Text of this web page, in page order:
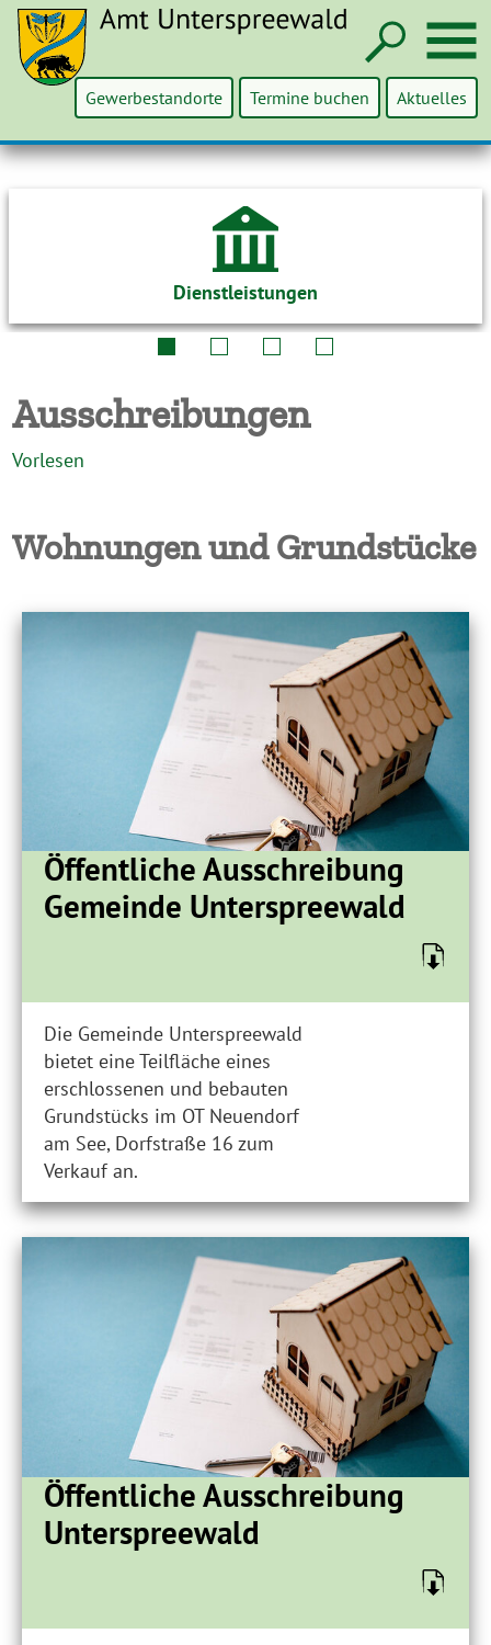
Gewerbestandorte Termine buchen Aktuelles
Dienstleistungen
Ausschreibungen
Vorlesen
Wohnungen und Grundstücke
Öffentliche Ausschreibung
Gemeinde Unterspreewald
Die Gemeinde Unterspreewald
bietet eine Teilfläche eines
erschlossenen und bebauten
Grundstücks im OT Neuendorf
am See, Dorfstraße 16 zum
Verkauf an.
Öffentliche Ausschreibung
Unterspreewald